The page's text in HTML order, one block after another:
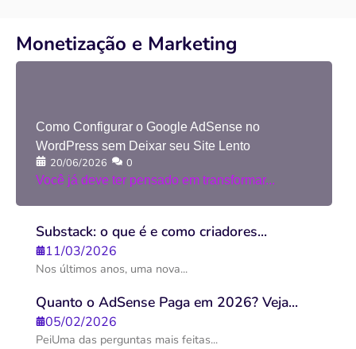
Monetização e Marketing
Como Configurar o Google AdSense no
WordPress sem Deixar seu Site Lento
20/06/2026 0
Você já deve ter pensado em transformar...
Substack: o que é e como criadores...
11/03/2026
Nos últimos anos, uma nova...
Quanto o AdSense Paga em 2026? Veja...
05/02/2026
PeiUma das perguntas mais feitas...